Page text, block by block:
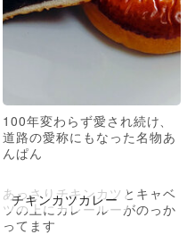
100年変わらず愛され続け、
道路の愛称にもなった名物あ
んぱん
チキンカツカレー
あっさりチキンカツとキャベ
ツの上にカレールーがのっか
ってます